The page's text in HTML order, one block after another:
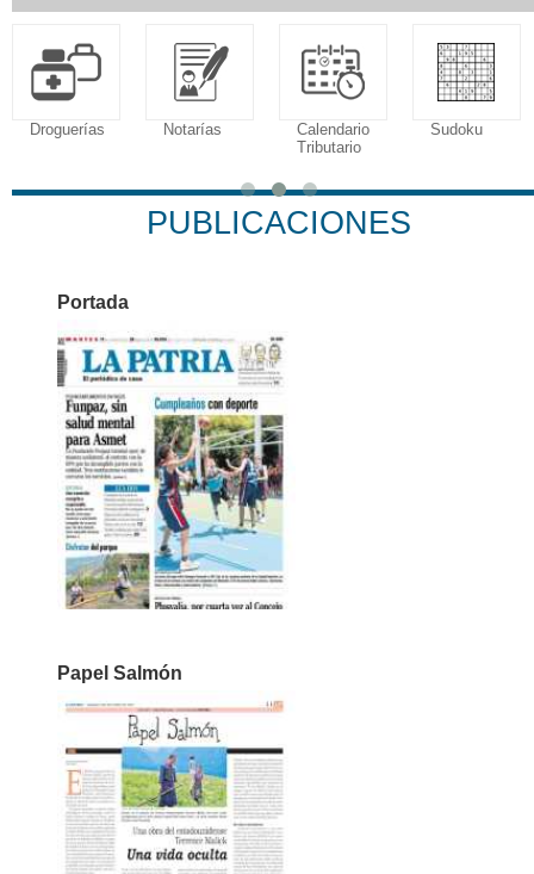
Droguerías Notarías
Calendario
Tributario
Sudoku
PUBLICACIONES
Portada
Papel Salmón